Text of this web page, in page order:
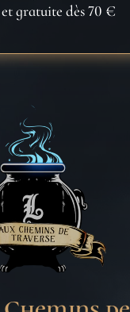
et gratuite dès 70 €